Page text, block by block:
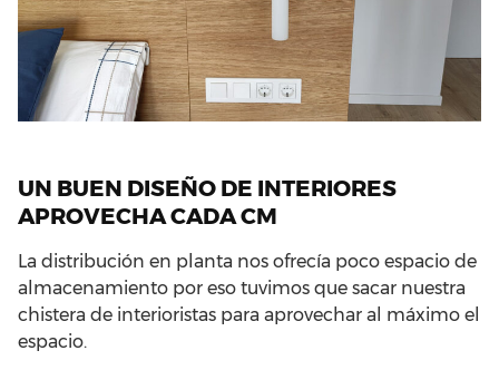
UN BUEN DISEÑO DE INTERIORES
APROVECHA CADA CM
La distribución en planta nos ofrecía poco espacio de
almacenamiento por eso tuvimos que sacar nuestra
chistera de interioristas para aprovechar al máximo el
espacio.